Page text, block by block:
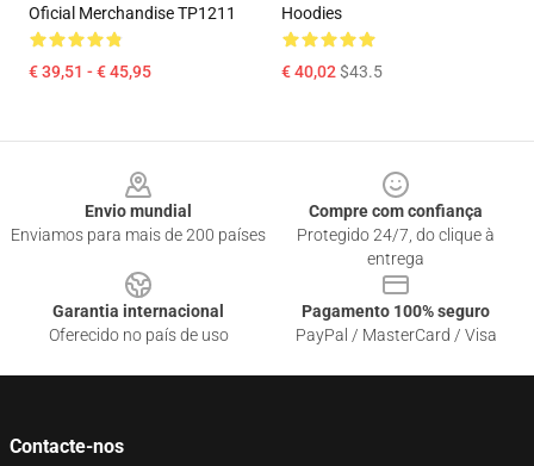
Oficial Merchandise TP1211
€ 39,51 - € 45,95
Hoodies
€ 40,02$43.5
Envio mundial
Enviamos para mais de 200 países
Compre com confiança
Protegido 24/7, do clique à
entrega
Garantia internacional
Oferecido no país de uso
Pagamento 100% seguro
PayPal / MasterCard / Visa
Contacte-nos